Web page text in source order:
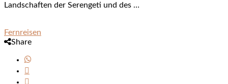
Landschaften der Serengeti und des …
Fernreisen
Share